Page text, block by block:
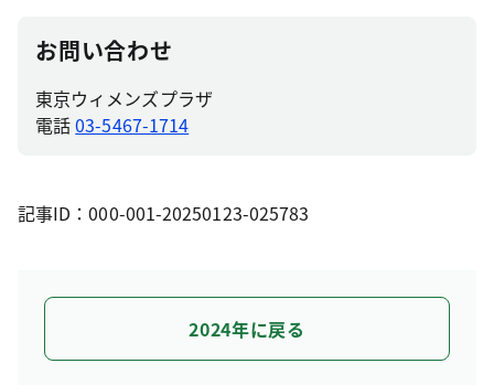
お問い合わせ
東京ウィメンズプラザ
電話03-5467-1714
記事ID：000-001-20250123-025783
2024年に戻る